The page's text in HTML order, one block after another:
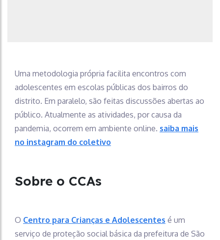
Uma metodologia própria facilita encontros com
adolescentes em escolas públicas dos bairros do
distrito. Em paralelo, são feitas discussões abertas ao
público. Atualmente as atividades, por causa da
pandemia, ocorrem em ambiente online. saiba mais
no instagram do coletivo
Sobre o CCAs
O Centro para Crianças e Adolescentes é um
serviço de proteção social básica da prefeitura de São